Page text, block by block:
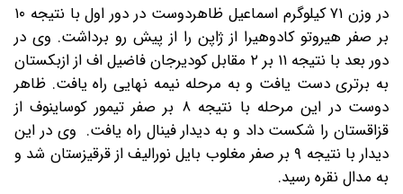
در وزن ۷۱ کیلوگرم اسماعیل ظاهردوست در دور اول با نتیجه ۱۰
بر صفر هیروتو کادوهیرا از ژاپن را از پیش رو برداشت. وی در
دور بعد با نتیجه ۱۱ بر ۲ مقابل کودیرجان فاضیل اف از ازبکستان
به برتری دست یافت و به مرحله نیمه نهایی راه یافت. ظاهر
دوست در این مرحله با نتیجه ۸ بر صفر تیمور کوساینوف از
قزاقستان را شکست داد و به دیدار فینال راه یافت. وی در این
دیدار با نتیجه ۹ بر صفر مغلوب بایل نورالیف از قرقیزستان شد و
به مدال نقره رسید.